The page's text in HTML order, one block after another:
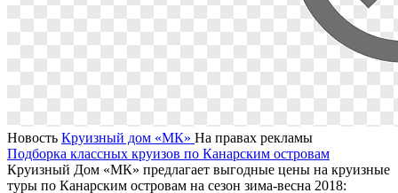
Новость Круизный дом «МК» На правах рекламы
Подборка классных круизов по Канарским островам
Круизный Дом «МК» предлагает выгодные цены на круизные
туры по Канарским островам на сезон зима-весна 2018: